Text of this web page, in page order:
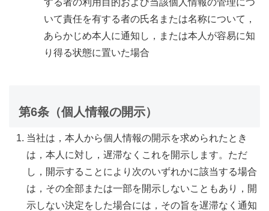
する者の利用目的および当該個人情報の管理につ
いて責任を有する者の氏名または名称について，
あらかじめ本人に通知し，または本人が容易に知
り得る状態に置いた場合
第6条（個人情報の開示）
当社は，本人から個人情報の開示を求められたとき
は，本人に対し，遅滞なくこれを開示します。ただ
し，開示することにより次のいずれかに該当する場合
は，その全部または一部を開示しないこともあり，開
示しない決定をした場合には，その旨を遅滞なく通知